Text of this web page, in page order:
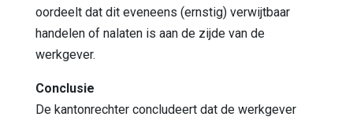
oordeelt dat dit eveneens (ernstig) verwijtbaar
handelen of nalaten is aan de zijde van de
werkgever.
Conclusie
De kantonrechter concludeert dat de werkgever